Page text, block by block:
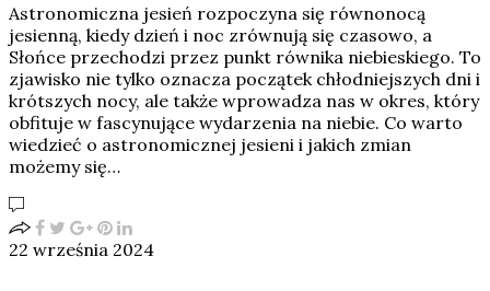
Astronomiczna jesień rozpoczyna się równonocą
jesienną, kiedy dzień i noc zrównują się czasowo, a
Słońce przechodzi przez punkt równika niebieskiego. To
zjawisko nie tylko oznacza początek chłodniejszych dni i
krótszych nocy, ale także wprowadza nas w okres, który
obfituje w fascynujące wydarzenia na niebie. Co warto
wiedzieć o astronomicznej jesieni i jakich zmian
możemy się…
22 września 2024